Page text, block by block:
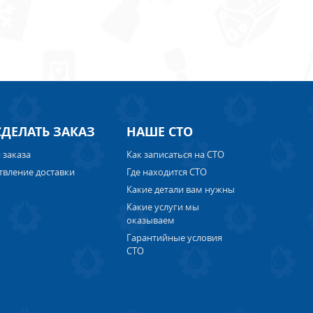
ЗАКАЗ
доставки
НАШЕ СТО
Как записаться на СТО
Где находится СТО
Какие детали вам нужны
Какие услуги мы
оказываем
Гарантийные условия
СТО